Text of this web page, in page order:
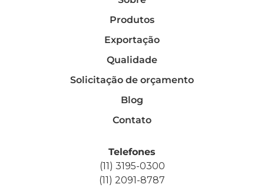
Produtos
Exportação
Qualidade
Solicitação de orçamento
Blog
Contato
Telefones
(11) 3195-0300
(11) 2091-8787